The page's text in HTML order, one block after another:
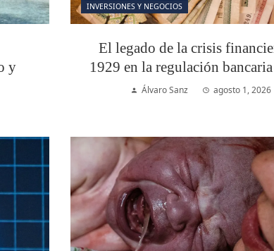
y
INVERSIONES Y NEGOCIOS
El legado de la crisis
1929 en la regulación
Álvaro Sanz agosto 1, 2026